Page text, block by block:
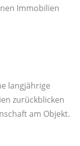
Immobilien
langjährige
zurückblicken
am Objekt.